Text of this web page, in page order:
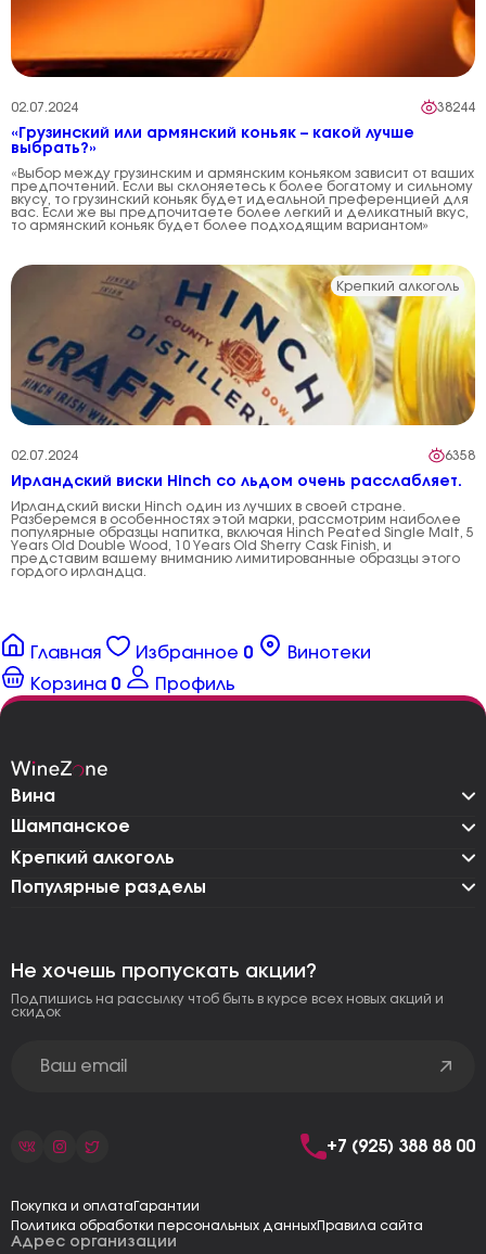
02.07.2024 38244
«Грузинский или армянский коньяк – какой лучше
выбрать?»
«Выбор между грузинским и армянским коньяком зависит от ваших
предпочтений. Если вы склоняетесь к более богатому и сильному
вкусу, то грузинский коньяк будет идеальной преференцией для
вас. Если же вы предпочитаете более легкий и деликатный вкус,
то армянский коньяк будет более подходящим вариантом»
Крепкий алкоголь
02.07.2024 6358
Ирландский виски Hinch со льдом очень расслабляет.
Ирландский виски Hinch один из лучших в своей стране.
Разберемся в особенностях этой марки, рассмотрим наиболее
популярные образцы напитка, включая Hinch Peated Single Malt, 5
Years Old Double Wood, 10 Years Old Sherry Cask Finish, и
представим вашему вниманию лимитированные образцы этого
гордого ирландца.
Главная Избранное 0
Винотеки
Корзина 0 Профиль
Вина
Шампанское
Крепкий алкоголь
Популярные разделы
Адрес организации
Не хочешь пропускать акции?
Подпишись на рассылку чтоб быть в курсе всех новых акций и
скидок
+7 (925) 388 88 00
Покупка и оплата Гарантии
Политика обработки персональных данныхПравила сайта